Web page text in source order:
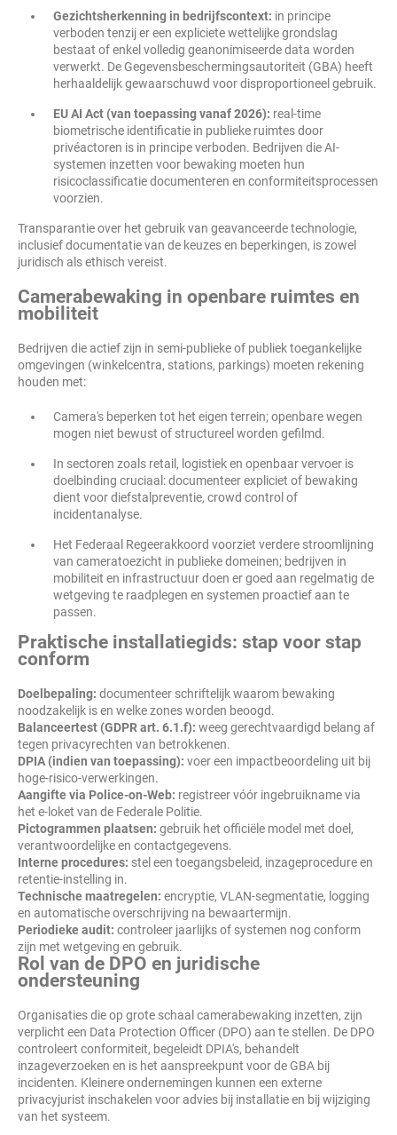
Gezichtsherkenning in bedrijfscontext: in principe
verboden tenzij er een expliciete wettelijke grondslag
bestaat of enkel volledig geanonimiseerde data worden
verwerkt. De Gegevensbeschermingsautoriteit (GBA) heeft
herhaaldelijk gewaarschuwd voor disproportioneel gebruik.
EU AI Act (van toepassing vanaf 2026): real-time
biometrische identificatie in publieke ruimtes door
privéactoren is in principe verboden. Bedrijven die AI-
systemen inzetten voor bewaking moeten hun
risicoclassificatie documenteren en conformiteitsprocessen
voorzien.
Transparantie over het gebruik van geavanceerde technologie,
inclusief documentatie van de keuzes en beperkingen, is zowel
juridisch als ethisch vereist.
Camerabewaking in openbare ruimtes en
mobiliteit
Bedrijven die actief zijn in semi-publieke of publiek toegankelijke
omgevingen (winkelcentra, stations, parkings) moeten rekening
houden met:
Camera's beperken tot het eigen terrein; openbare wegen
mogen niet bewust of structureel worden gefilmd.
In sectoren zoals retail, logistiek en openbaar vervoer is
doelbinding cruciaal: documenteer expliciet of bewaking
dient voor diefstalpreventie, crowd control of
incidentanalyse.
Het Federaal Regeerakkoord voorziet verdere stroomlijning
van cameratoezicht in publieke domeinen; bedrijven in
mobiliteit en infrastructuur doen er goed aan regelmatig de
wetgeving te raadplegen en systemen proactief aan te
passen.
Praktische installatiegids: stap voor stap
conform
Doelbepaling: documenteer schriftelijk waarom bewaking
noodzakelijk is en welke zones worden beoogd.
Balanceertest (GDPR art. 6.1.f): weeg gerechtvaardigd belang af
tegen privacyrechten van betrokkenen.
DPIA (indien van toepassing): voer een impactbeoordeling uit bij
hoge-risico-verwerkingen.
Aangifte via Police-on-Web: registreer vóór ingebruikname via
het e-loket van de Federale Politie.
Pictogrammen plaatsen: gebruik het officiële model met doel,
verantwoordelijke en contactgegevens.
Interne procedures: stel een toegangsbeleid, inzageprocedure en
retentie-instelling in.
Technische maatregelen: encryptie, VLAN-segmentatie, logging
en automatische overschrijving na bewaartermijn.
Periodieke audit: controleer jaarlijks of systemen nog conform
zijn met wetgeving en gebruik.
Rol van de DPO en juridische
ondersteuning
Organisaties die op grote schaal camerabewaking inzetten, zijn
verplicht een Data Protection Officer (DPO) aan te stellen. De DPO
controleert conformiteit, begeleidt DPIA's, behandelt
inzageverzoeken en is het aanspreekpunt voor de GBA bij
incidenten. Kleinere ondernemingen kunnen een externe
privacyjurist inschakelen voor advies bij installatie en bij wijziging
van het systeem.